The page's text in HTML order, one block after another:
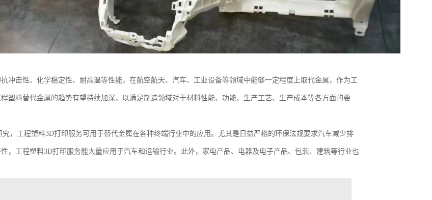
冲击性、化学稳定性、耐高温等性能，在航空航天、汽车、工业设备等领域中能够一定程度上取代金属，作为工
塑料替代金属的趋势有望持续加深，以满足制造领域对于材料性能、功能、生产工艺、生产成本等各方面的要
究，工程塑料3D打印服务可用于替代金属在各种终端行业中的应用。尤其是日益严格的环保法规要求汽车减少排
，工程塑料3D打印服务能大量应用于汽车和运输行业。此外，家电产品、电器及电子产品、包装、建筑等行业也